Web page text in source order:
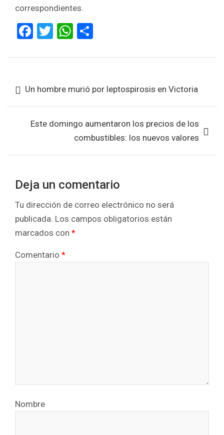
correspondientes.
F
ce
o
o
k
T
tt
W
at
A
p
p
ar
de
entradas
Un hombre murió por leptospirosis en Victoria
Este domingo aumentaron los precios de los
combustibles: los nuevos valores
Deja un comentario
Tu dirección de correo electrónico no será
publicada. Los campos obligatorios están
marcados con *
Comentario *
Nombre